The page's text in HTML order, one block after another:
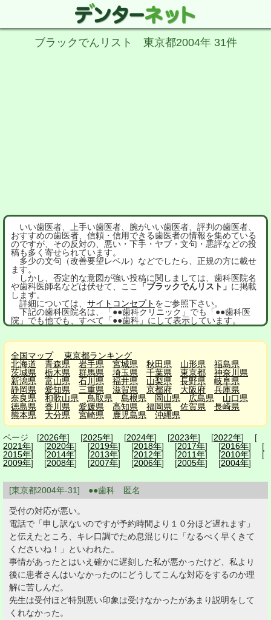
ブラックでんリスト 東京都2004年 31件
いい歯医者、上手い歯医者、腕がいい歯医者、評判の歯医者、
おすすめの歯医者、信頼・信用できる歯医者の情報を集めている
のですが、その反対の、悪い・下手・ヤブ・文句・悪評などの投
稿も多く寄せられています。
多少の文句（改善要望レベル）などでしたら、正規の方に載せ
ます。
しかし、否定的な意図が強い投稿に関しましては、歯科医院名
や歯科医師名などは伏せて、ここ
「ブラックでんリスト」 に掲載
します。
詳細については、 サイトコンセプト をご参照下さい。
下記の歯科医院名は、「●●歯科クリニック」でも「●●歯科医
院」でも他でも、すべて「●●歯科」にして表示しています。
全国マップ
東京都ランキング
北海道
青森県 岩手県 宮城県 秋田県 山形県
福島県
茨城県
栃木県 群馬県 埼玉県 千葉県 東京都
神奈川県
新潟県
富山県 石川県 福井県 山梨県 長野県
岐阜県
静岡県
愛知県 三重県 滋賀県 京都府 大阪府
兵庫県
奈良県
和歌山県 鳥取県 島根県 岡山県 広島県
山口県
徳島県
香川県 愛媛県 高知県 福岡県 佐賀県
長崎県
熊本県
大分県 宮崎県 鹿児島県 沖縄県
ページ [2026年] [2025年] [2024年] [2023年] [2022年] [
2021年] [2020年] [2019年] [2018年] [2017年] [2016年] [
2015年] [2014年] [2013年] [2012年] [2011年] [2010年] [
2009年] [2008年] [2007年] [2006年] [2005年] [2004年]
[東京都2004年-31] ●●歯科 匿名
受付の対応が悪い。
電話で「申し訳ないのですが予約時間より１０分ほど遅れます」
と伝えたところ、キレ口調でため息混じりに「なるべく早くきて
くださいね！」といわれた。
事情があったとはいえ確かに遅刻した私が悪かったけど、私より
後に患者さんはいなかったのにどうしてこんな対応をするのか理
解に苦しんだ。
先生は受付ほど特別悪い印象は受けなかったがあまり説明をして
くれなかった。